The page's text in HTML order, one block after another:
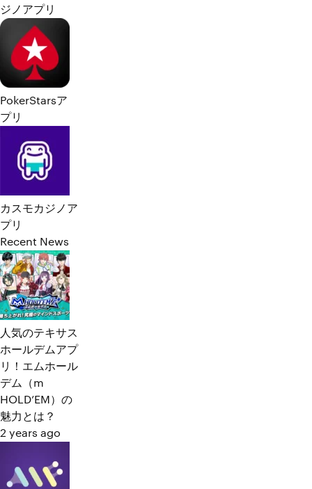
ジノアプリ
PokerStarsア
プリ
カスモカジノア
プリ
Recent News
人気のテキサス
ホールデムアプ
リ！エムホール
デム（m
HOLD’EM）の
魅力とは？
2 years ago